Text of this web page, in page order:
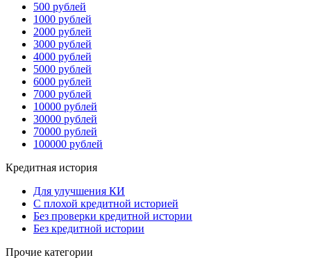
500 рублей
1000 рублей
2000 рублей
3000 рублей
4000 рублей
5000 рублей
6000 рублей
7000 рублей
10000 рублей
30000 рублей
70000 рублей
100000 рублей
Кредитная история
Для улучшения КИ
С плохой кредитной историей
Без проверки кредитной истории
Без кредитной истории
Прочие категории